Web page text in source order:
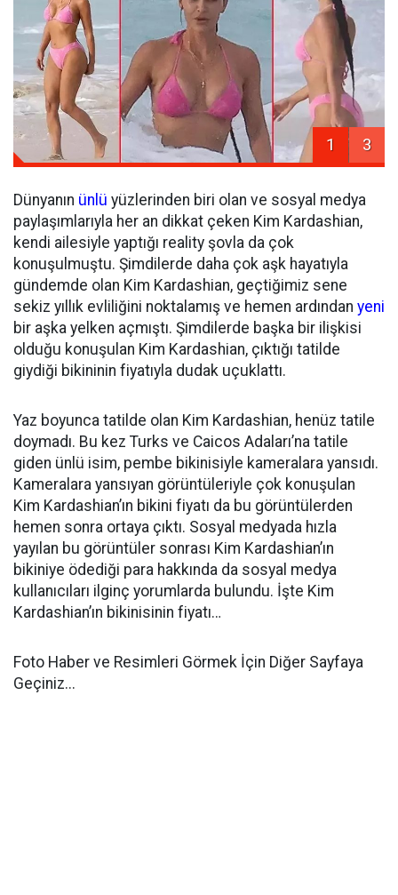
1 3
Dünyanın ünlü yüzlerinden biri olan ve sosyal medya
paylaşımlarıyla her an dikkat çeken Kim Kardashian,
kendi ailesiyle yaptığı reality şovla da çok
konuşulmuştu. Şimdilerde daha çok aşk hayatıyla
gündemde olan Kim Kardashian, geçtiğimiz sene
sekiz yıllık evliliğini noktalamış ve hemen ardından yeni
bir aşka yelken açmıştı. Şimdilerde başka bir ilişkisi
olduğu konuşulan Kim Kardashian, çıktığı tatilde
giydiği bikininin fiyatıyla dudak uçuklattı.
Yaz boyunca tatilde olan Kim Kardashian, henüz tatile
doymadı. Bu kez Turks ve Caicos Adaları’na tatile
giden ünlü isim, pembe bikinisiyle kameralara yansıdı.
Kameralara yansıyan görüntüleriyle çok konuşulan
Kim Kardashian’ın bikini fiyatı da bu görüntülerden
hemen sonra ortaya çıktı. Sosyal medyada hızla
yayılan bu görüntüler sonrası Kim Kardashian’ın
bikiniye ödediği para hakkında da sosyal medya
kullanıcıları ilginç yorumlarda bulundu. İşte Kim
Kardashian’ın bikinisinin fiyatı…
Foto Haber ve Resimleri Görmek İçin Diğer Sayfaya
Geçiniz...